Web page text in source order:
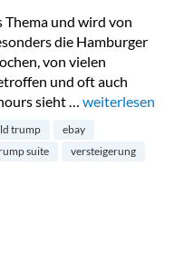
und wird von
die Hamburger
von vielen
und oft auch
sieht … „Trump-Suite by
weiterlesen
trump
ebay
suite
versteigerung